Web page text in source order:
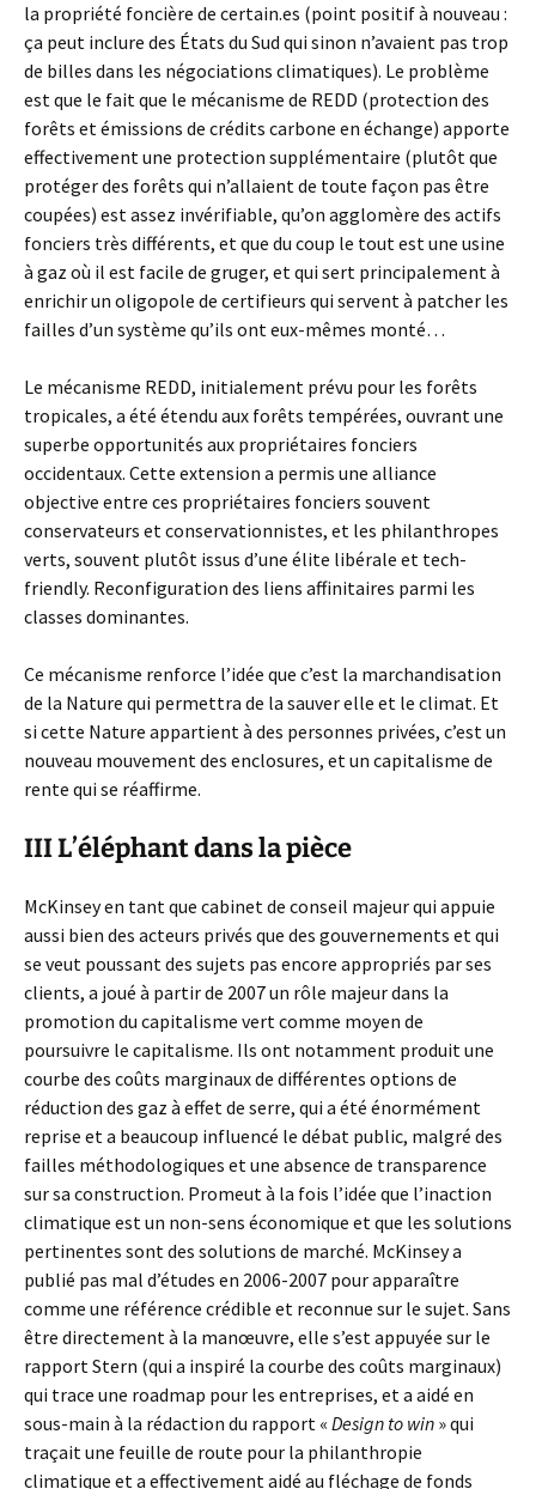
la propriété foncière de certain.es (point positif à nouveau :
ça peut inclure des États du Sud qui sinon n’avaient pas trop
de billes dans les négociations climatiques). Le problème
est que le fait que le mécanisme de REDD (protection des
forêts et émissions de crédits carbone en échange) apporte
effectivement une protection supplémentaire (plutôt que
protéger des forêts qui n’allaient de toute façon pas être
coupées) est assez invérifiable, qu’on agglomère des actifs
fonciers très différents, et que du coup le tout est une usine
à gaz où il est facile de gruger, et qui sert principalement à
enrichir un oligopole de certifieurs qui servent à patcher les
failles d’un système qu’ils ont eux-mêmes monté…
Le mécanisme REDD, initialement prévu pour les forêts
tropicales, a été étendu aux forêts tempérées, ouvrant une
superbe opportunités aux propriétaires fonciers
occidentaux. Cette extension a permis une alliance
objective entre ces propriétaires fonciers souvent
conservateurs et conservationnistes, et les philanthropes
verts, souvent plutôt issus d’une élite libérale et tech-
friendly. Reconfiguration des liens affinitaires parmi les
classes dominantes.
Ce mécanisme renforce l’idée que c’est la marchandisation
de la Nature qui permettra de la sauver elle et le climat. Et
si cette Nature appartient à des personnes privées, c’est un
nouveau mouvement des enclosures, et un capitalisme de
rente qui se réaffirme.
III L’éléphant dans la pièce
McKinsey en tant que cabinet de conseil majeur qui appuie
aussi bien des acteurs privés que des gouvernements et qui
se veut poussant des sujets pas encore appropriés par ses
clients, a joué à partir de 2007 un rôle majeur dans la
promotion du capitalisme vert comme moyen de
poursuivre le capitalisme. Ils ont notamment produit une
courbe des coûts marginaux de différentes options de
réduction des gaz à effet de serre, qui a été énormément
reprise et a beaucoup influencé le débat public, malgré des
failles méthodologiques et une absence de transparence
sur sa construction. Promeut à la fois l’idée que l’inaction
climatique est un non-sens économique et que les solutions
pertinentes sont des solutions de marché. McKinsey a
publié pas mal d’études en 2006-2007 pour apparaître
comme une référence crédible et reconnue sur le sujet. Sans
être directement à la manœuvre, elle s’est appuyée sur le
rapport Stern (qui a inspiré la courbe des coûts marginaux)
qui trace une roadmap pour les entreprises, et a aidé en
sous-main à la rédaction du rapport « Design to win » qui
traçait une feuille de route pour la philanthropie
climatique et a effectivement aidé au fléchage de fonds